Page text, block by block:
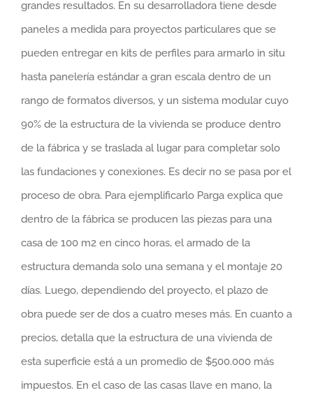
grandes resultados. En su desarrolladora tiene desde
paneles a medida para proyectos particulares que se
pueden entregar en kits de perfiles para armarlo in situ
hasta panelería estándar a gran escala dentro de un
rango de formatos diversos, y un sistema modular cuyo
90% de la estructura de la vivienda se produce dentro
de la fábrica y se traslada al lugar para completar solo
las fundaciones y conexiones. Es decir no se pasa por el
proceso de obra. Para ejemplificarlo Parga explica que
dentro de la fábrica se producen las piezas para una
casa de 100 m2 en cinco horas, el armado de la
estructura demanda solo una semana y el montaje 20
días. Luego, dependiendo del proyecto, el plazo de
obra puede ser de dos a cuatro meses más. En cuanto a
precios, detalla que la estructura de una vivienda de
esta superficie está a un promedio de $500.000 más
impuestos. En el caso de las casas llave en mano, la